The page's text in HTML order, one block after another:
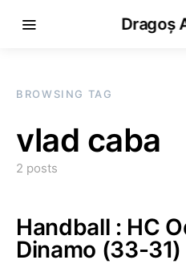
Dragoș
BROWSING TAG
vlad caba
2 posts
Handball : HC
Dinamo (33-31)